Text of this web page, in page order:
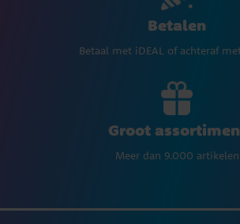
Betalen
Betaal met iDEAL of achteraf
Groot
Meer dan 9.000 artikelen